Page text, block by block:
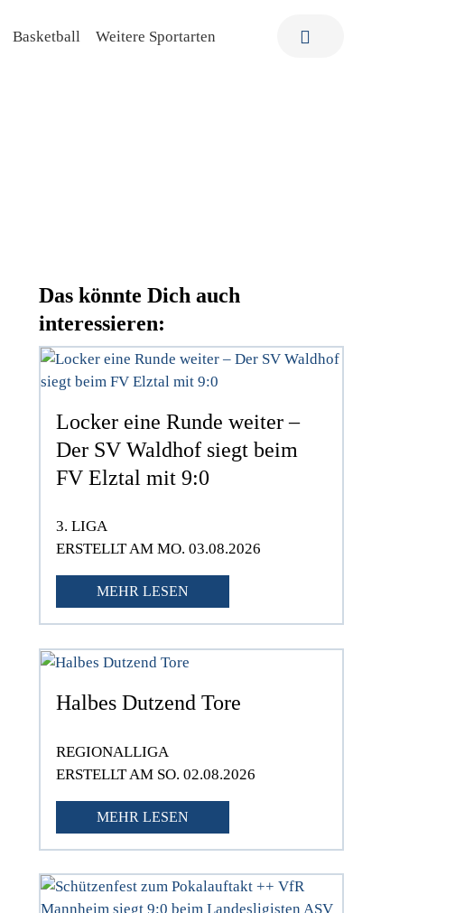
Basketball Weitere Sportarten
Das könnte Dich auch
interessieren:
Locker eine Runde weiter –
Der SV Waldhof siegt beim
FV Elztal mit 9:0
3. LIGA
ERSTELLT AM MO. 03.08.2026
MEHR LESEN
Halbes Dutzend Tore
REGIONALLIGA
ERSTELLT AM SO. 02.08.2026
MEHR LESEN